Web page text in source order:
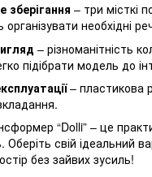
зберігання – три місткі
необхідні
– різноманітність
підібрати модель до
– пластикова
“Dolli” – це
свій ідеальний
без зайвих зусиль!